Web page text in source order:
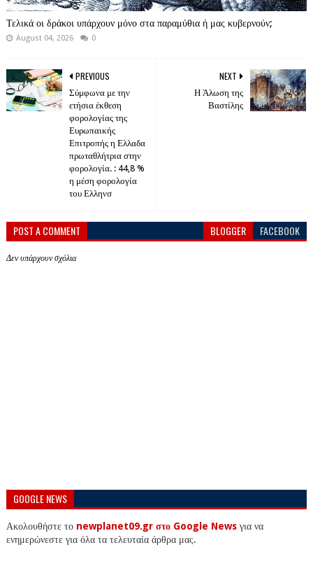
Τελικά οι δράκοι υπάρχουν μόνο στα παραμύθια ή μας κυβερνούν;
August 04, 2026 0
NEXT
Η Άλωση της
Βαστίλης
PREVIOUS
Σύμφωνα με την
ετήσια έκθεση
φορολογίας της
Ευρωπαικής
Επιτροπής η Ελλαδα
πρωταθλήτρια στην
φορολογία. : 44,8 %
η μέση φορολογία
του Ελληνσ
POST A COMMENT BLOGGER FACEBOOK
Δεν υπάρχουν σχόλια
GOOGLE NEWS
Ακολουθήστε το newplanet09.gr στο Google Newsγια να
ενημερώνεστε για όλα τα τελευταία άρθρα μας.